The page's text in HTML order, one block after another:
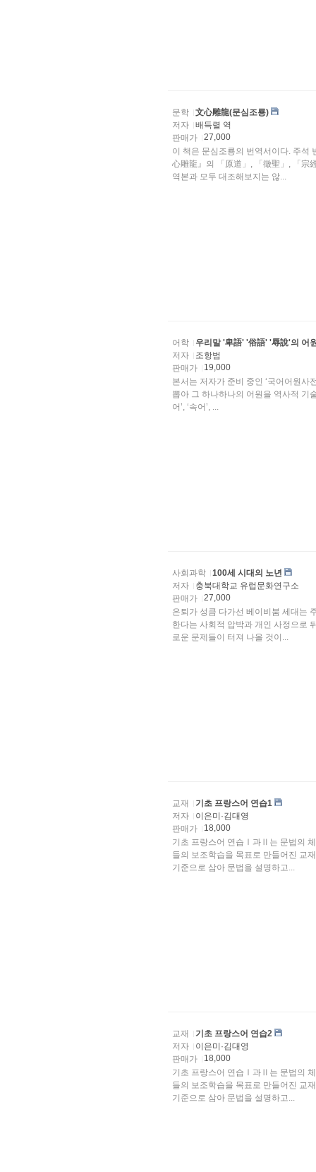
문학
文心雕龍(문심조룡)
저자
배득렬 역
판매가
27,000
이 책은 문심조룡의 번역서이다. 주석
心雕龍』의 「原道」, 「徵聖」, 「宗
역본과 모두 대조해보지는 않...
어학
우리말 '卑語' '俗語' '辱說'의 어
저자
조항범
판매가
19,000
본서는 저자가 준비 중인 ‘국어어원사
뽑아 그 하나하나의 어원을 역사적 기
어’, ‘속어’, ...
사회과학
100세 시대의 노년
저자
충북대학교 유럽문화연구소
판매가
27,000
은퇴가 성큼 다가선 베이비붐 세대는
한다는 사회적 압박과 개인 사정으로
로운 문제들이 터져 나올 것이...
교재
기초 프랑스어 연습1
저자
이은미·김대영
판매가
18,000
기초 프랑스어 연습Ⅰ과Ⅱ는 문법의
들의 보조학습을 목표로 만들어진
기준으로 삼아 문법을 설명하고...
교재
기초 프랑스어 연습2
저자
이은미·김대영
판매가
18,000
기초 프랑스어 연습Ⅰ과Ⅱ는 문법의
들의 보조학습을 목표로 만들어진
기준으로 삼아 문법을 설명하고...